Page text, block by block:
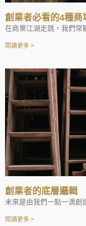
創業者必看的4種商
在商業江湖走跳，我們常
閱讀更多 >
創業者的底層邏輯
未來是由我們一點一滴創
閱讀更多 >